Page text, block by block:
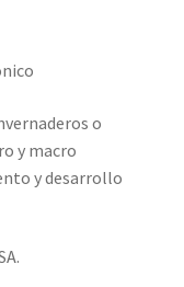
o
y macro
y desarrollo